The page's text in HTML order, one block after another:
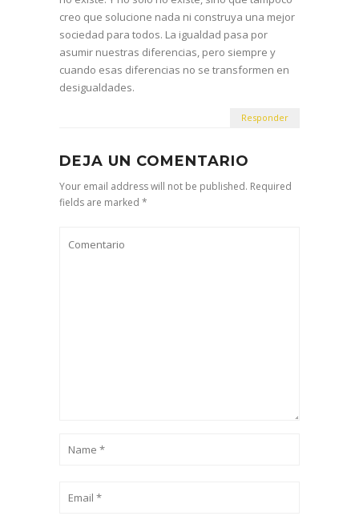
creo que solucione nada ni construya una mejor
sociedad para todos. La igualdad pasa por
asumir nuestras diferencias, pero siempre y
cuando esas diferencias no se transformen en
desigualdades.
Responder
DEJA UN COMENTARIO
Your email address will not be published. Required
fields are marked *